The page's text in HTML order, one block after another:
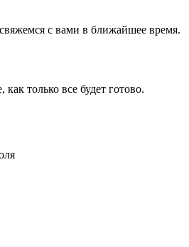
с вами в ближайшее время.
только все будет готово.